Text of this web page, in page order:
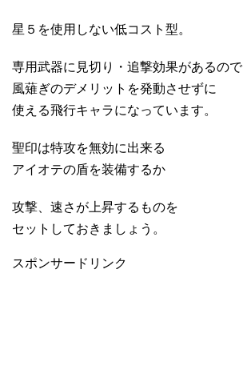
星５を使用しない低コスト型。
専用武器に見切り・追撃効果があるので
風薙ぎのデメリットを発動させずに
使える飛行キャラになっています。
聖印は特攻を無効に出来る
アイオテの盾を装備するか
攻撃、速さが上昇するものを
セットしておきましょう。
スポンサードリンク